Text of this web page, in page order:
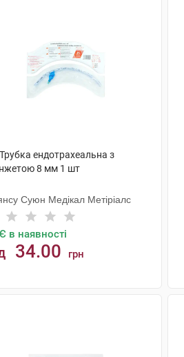
ендотрахеальна з
8 мм 1 шт
Суюн Медікал Метіріалс
Є в наявності
34.00 грн